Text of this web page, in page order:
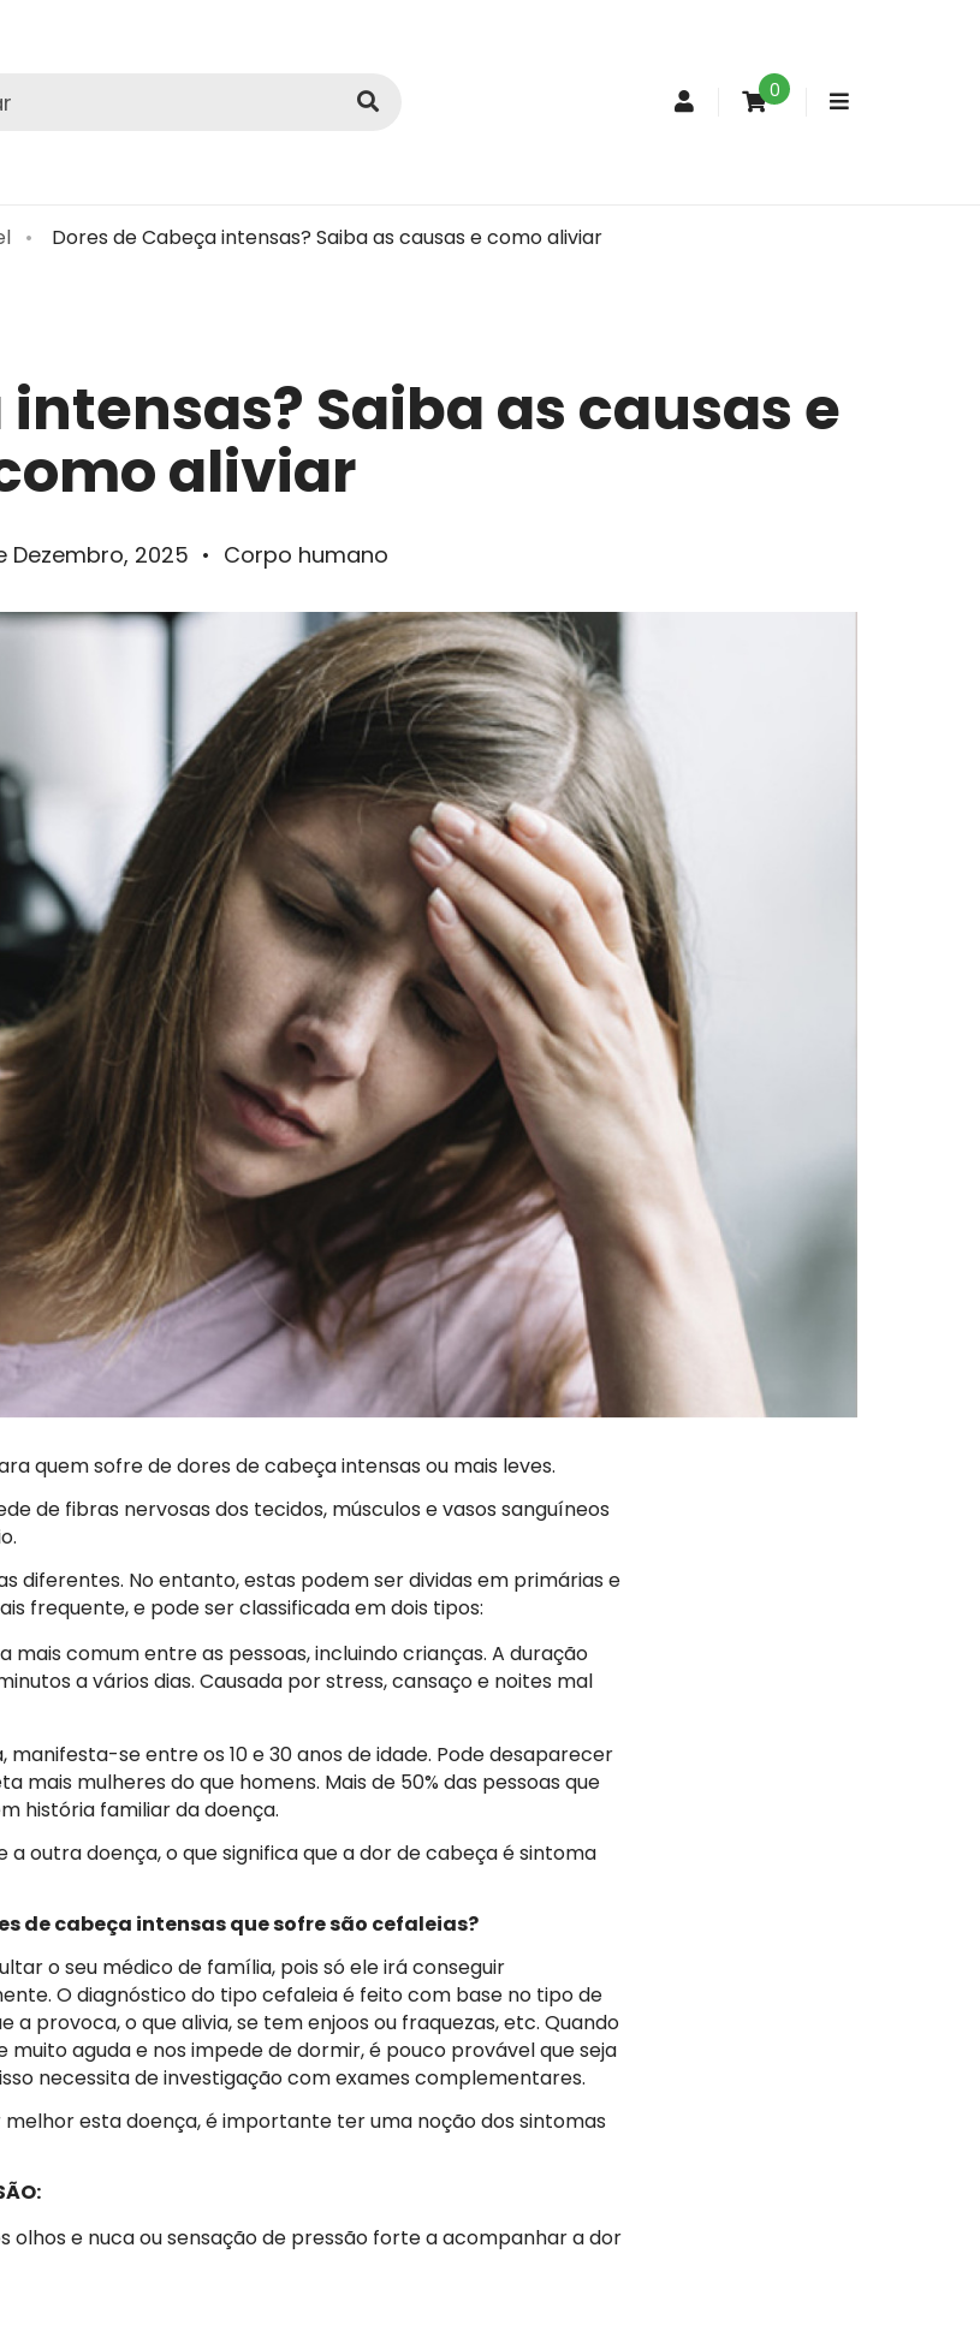
Conta 0
Dores de Cabeça intensas? Saiba as causas e como aliviar
Saiba as causas e
aliviar
Dezembro, 2025 • Corpo humano
quem sofre de dores de cabeça intensas ou mais leves.
de fibras nervosas dos tecidos, músculos e vasos sanguíneos
diferentes. No entanto, estas podem ser dividas em primárias e
frequente, e pode ser classificada em dois tipos:
mais comum entre as pessoas, incluindo crianças. A duração
a vários dias. Causada por stress, cansaço e noites mal
manifesta-se entre os 10 e 30 anos de idade. Pode desaparecer
mais mulheres do que homens. Mais de 50% das pessoas que
história familiar da doença.
outra doença, o que significa que a dor de cabeça é sintoma
de cabeça intensas que sofre são cefaleias?
o seu médico de família, pois só ele irá conseguir
O diagnóstico do tipo cefaleia é feito com base no tipo de
a provoca, o que alivia, se tem enjoos ou fraquezas, etc. Quando
aguda e nos impede de dormir, é pouco provável que seja
necessita de investigação com exames complementares.
esta doença, é importante ter uma noção dos sintomas
olhos e nuca ou sensação de pressão forte a acompanhar a dor